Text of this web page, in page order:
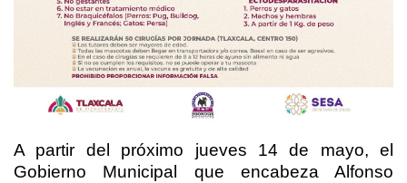
A partir del próximo jueves 14 de mayo, el
Gobierno Municipal que encabeza Alfonso